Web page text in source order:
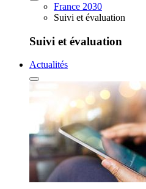
France 2030
Suivi et évaluation
Suivi et évaluation
Actualités